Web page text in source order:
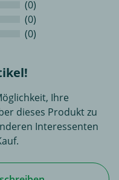
(0)
(0)
(0)
Ihre
dieses Produkt zu
Interessenten